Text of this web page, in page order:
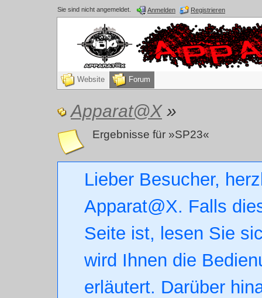
Sie sind nicht angemeldet. Anmelden Registrieren
Website Forum
Apparat@X»
Ergebnisse für »SP23«
Lieber Besucher,
Apparat@X. Falls
Seite ist, lesen Sie
wird Ihnen die
erläutert. Darüber